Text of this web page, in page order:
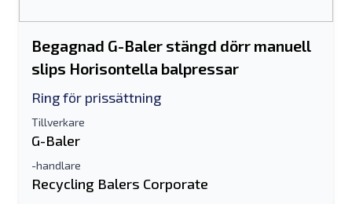
Begagnad G-Baler stängd dörr manuell
slips Horisontella balpressar
Ring för prissättning
Tillverkare
G-Baler
-handlare
Recycling Balers Corporate